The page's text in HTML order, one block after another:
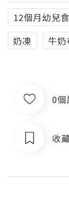
12個月幼兒
奶凍
牛奶
0個
收